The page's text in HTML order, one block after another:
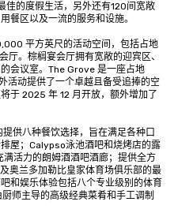
佳的度假生活，另外还有120间宽敞
餐区以及一流的服务和设施。
平方英尺的活动空间，包括占地
。棕榈宴会厅拥有宽敞的迎宾区、
会议室。The Grove 是一座占地
活动提供了一个卓越且备受追捧的空
于 2025 年 12 月开放，额外增加了
屋；Calypso泳池酒吧和烧烤店的露
活力的朗姆酒酒吧酒廊；提供全方
奥兰多加勒比皇家体育场俱乐部的最
和娱乐体验包括八个专业级别的体育
师主导的高级经典菜肴和手工调制